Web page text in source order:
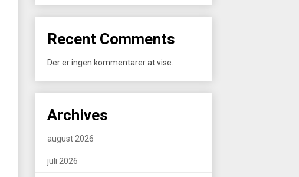
Recent Comments
Der er ingen kommentarer at vise.
Archives
august 2026
juli 2026